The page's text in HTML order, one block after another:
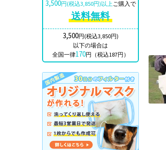
3,500円(税込3,850円)以上ご購入で
送料無料
3,500円(税込3,850円)
以下の場合は
全国一律170円（税込187円）